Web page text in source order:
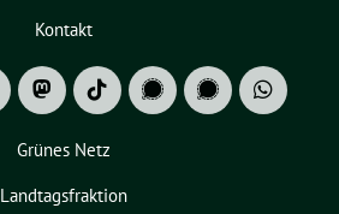
Kontakt
Grünes Netz
Landtagsfraktion